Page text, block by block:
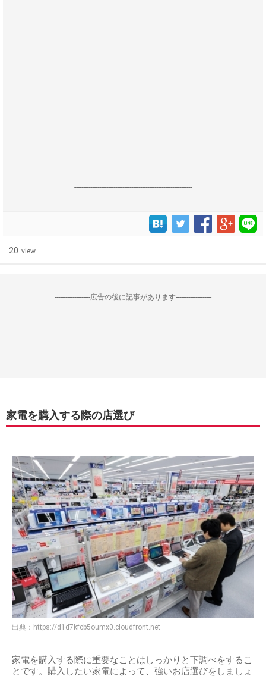
------------------------------------------------------------------
20 view
--------------------広告の後に記事があります--------------------
------------------------------------------------------------------
家電を購入する際の店選び
出典： https://d1d7kfcb5oumx0.cloudfront.net
家電を購入する際に重要なことはしっかりと下調べをするこ
とです。購入したい家電によって、強いお店選びをしましょ